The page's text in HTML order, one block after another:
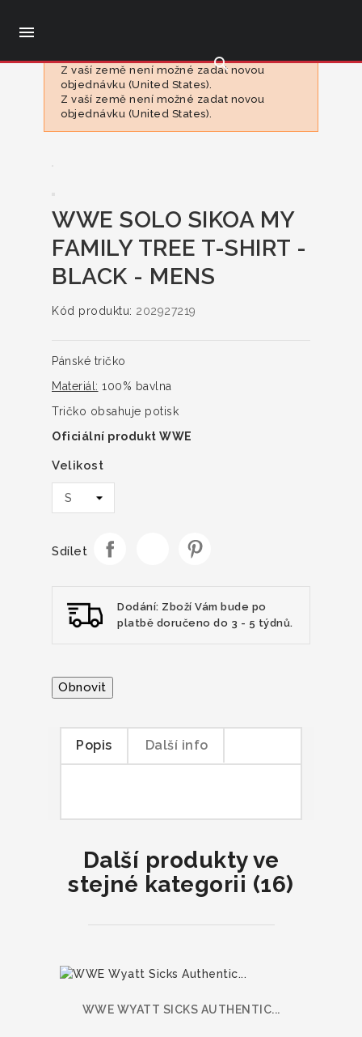

search
Z vaší země není možné zadat novou
objednávku (United States).
Z vaší země není možné zadat novou
objednávku (United States).
WWE SOLO SIKOA MY
FAMILY TREE T-SHIRT -
BLACK - MENS
Kód produktu: 202927219
Pánské tričko
Materiál: 100% bavlna
Tričko obsahuje potisk
Oficiální produkt WWE
Velikost
Sdílet
Dodání: Zboží Vám bude po
platbě doručeno do 3 - 5 týdnů.
Popis Další info
Další produkty ve
stejné kategorii (16)
WWE WYATT SICKS AUTHENTIC...